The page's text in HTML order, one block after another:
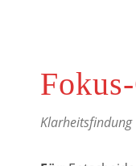
Klarheitsfindung